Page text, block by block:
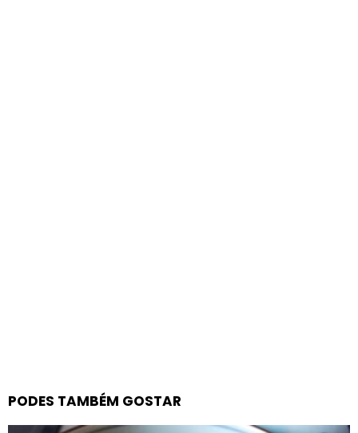
PODES TAMBÉM GOSTAR